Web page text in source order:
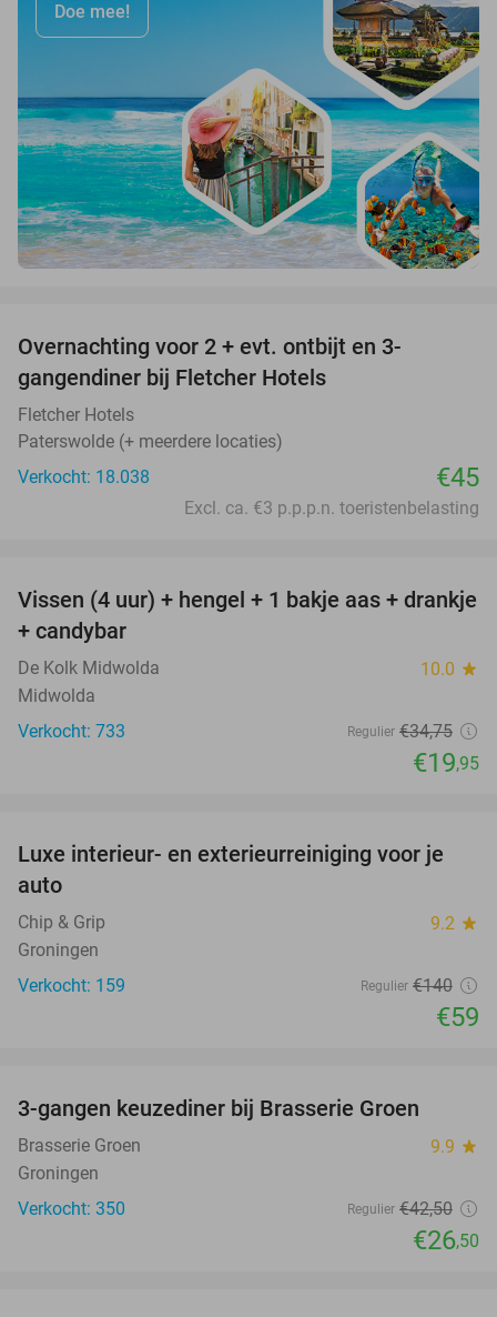
Doe mee!
Overnachting voor 2 + evt. ontbijt en 3-
gangendiner bij Fletcher Hotels
Fletcher Hotels
Paterswolde (+ meerdere locaties)
Verkocht: 18.038
€45
Excl. ca. €3 p.p.p.n. toeristenbelasting
43%
Vissen (4 uur) + hengel + 1 bakje aas + drankje
+ candybar
De Kolk Midwolda 10.0 star
Midwolda
Verkocht: 733
Regulier €34,75
€19,95
58%
Luxe interieur- en exterieurreiniging voor je
auto
Chip & Grip 9.2 star
Groningen
Verkocht: 159
Regulier €140
€59
3-gangen keuzediner bij Brasserie Groen
Brasserie Groen 9.9 star
Groningen
Verkocht: 350
Regulier €42,50
€26,50